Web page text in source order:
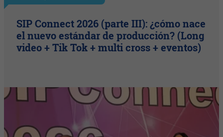
SIP Connect 2026 (parte III): ¿cómo nace
el nuevo estándar de producción? (Long
video + Tik Tok + multi cross + eventos)